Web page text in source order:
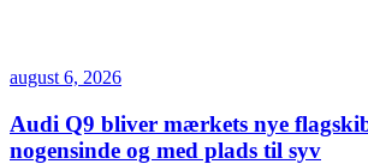
august 6, 2026
Audi Q9 bliver mærkets nye
nogensinde og med plads til syv